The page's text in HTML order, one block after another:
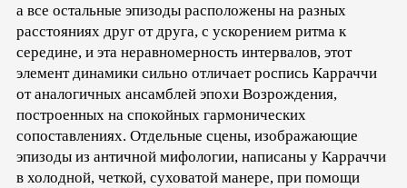
а все остальные эпизоды расположены на разных
расстояниях друг от друга, с ускорением ритма к
середине, и эта неравномерность интервалов, этот
элемент динамики сильно отличает роспись Карраччи
от аналогичных ансамблей эпохи Возрождения,
построенных на спокойных гармонических
сопоставлениях. Отдельные сцены, изображающие
эпизоды из античной мифологии, написаны у Карраччи
в холодной, четкой, суховатой манере, при помощи